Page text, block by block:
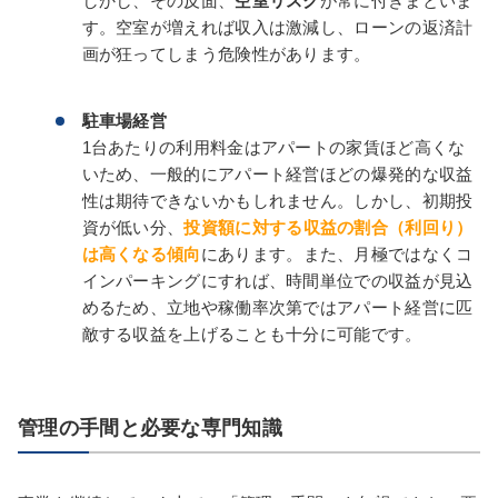
す。空室が増えれば収入は激減し、ローンの返済計
画が狂ってしまう危険性があります。
駐車場経営
1台あたりの利用料金はアパートの家賃ほど高くな
いため、一般的にアパート経営ほどの爆発的な収益
性は期待できないかもしれません。しかし、初期投
資が低い分、投資額に対する収益の割合（利回り）
は高くなる傾向にあります。また、月極ではなくコ
インパーキングにすれば、時間単位での収益が見込
めるため、立地や稼働率次第ではアパート経営に匹
敵する収益を上げることも十分に可能です。
管理の手間と必要な専門知識